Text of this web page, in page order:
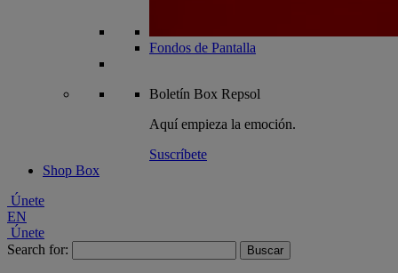
Fondos de Pantalla
Boletín Box Repsol
Aquí empieza la emoción.
Suscríbete
Shop Box
Únete
EN
Únete
Search for: